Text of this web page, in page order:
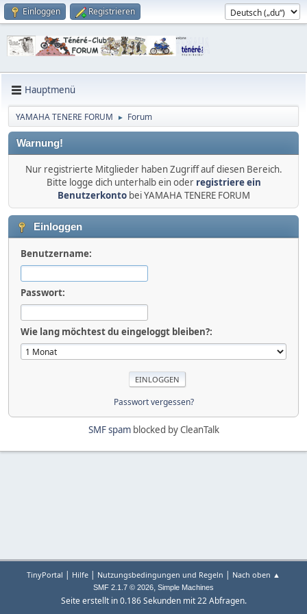
Einloggen Registrieren
Hauptmenü
YAMAHA TENERE FORUM ► Forum
Warnung!
Nur registrierte Mitglieder haben Zugriff auf diesen Bereich.
Bitte logge dich unterhalb ein oder registriere ein
Benutzerkontobei YAMAHA TENERE FORUM
Einloggen
Benutzername:
Passwort:
Wie lang möchtest du eingeloggt bleiben?:
Passwort vergessen?
SMF spamblocked by CleanTalk
TinyPortal | Hilfe | Nutzungsbedingungen und Regeln | Nach oben ▲
SMF 2.1.7 © 2026, Simple Machines
Seite erstellt in 0.186 Sekunden mit 22 Abfragen.